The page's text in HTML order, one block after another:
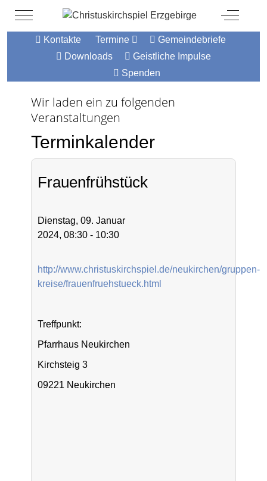
Mobile Menu Toggle Off-
Kontakte Termine
Gemeindebriefe
Downloads
Geistliche Impulse
Spenden
Wir laden ein zu folgenden
Veranstaltungen
Terminkalender
Frauenfrühstück
Dienstag, 09. Januar
2024, 08:30 - 10:30
http://www.christuskirchspiel.de/neukirchen/gruppen-
kreise/frauenfruehstueck.html
Treffpunkt:
Pfarrhaus Neukirchen
Kirchsteig 3
09221 Neukirchen